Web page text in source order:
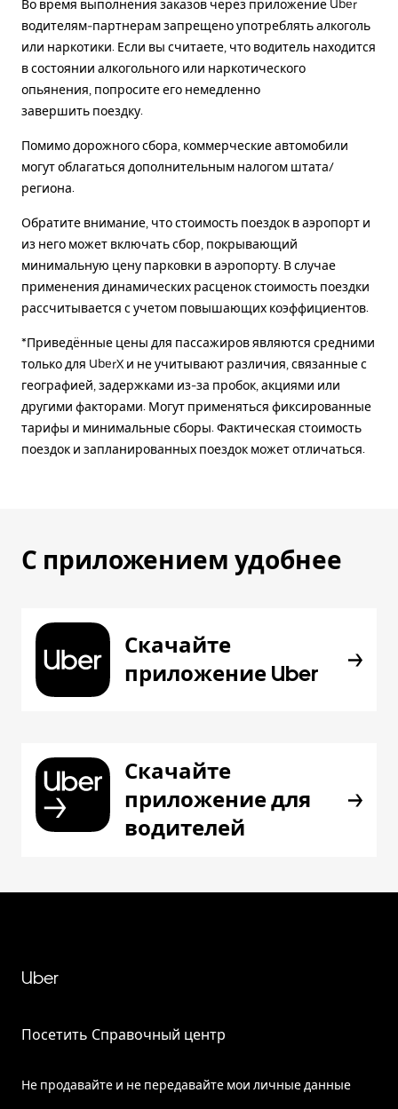
Во время выполнения заказов через приложение Uber
водителям-партнерам запрещено употреблять алкоголь
или наркотики. Если вы считаете, что водитель находится
в состоянии алкогольного или наркотического
опьянения, попросите его немедленно
завершить поездку.
Помимо дорожного сбора, коммерческие автомобили
могут облагаться дополнительным налогом штата/
региона.
Обратите внимание, что стоимость поездок в аэропорт и
из него может включать сбор, покрывающий
минимальную цену парковки в аэропорту. В случае
применения динамических расценок стоимость поездки
рассчитывается с учетом повышающих коэффициентов.
*Приведённые цены для пассажиров являются средними
только для UberX и не учитывают различия, связанные с
географией, задержками из-за пробок, акциями или
другими факторами. Могут применяться фиксированные
тарифы и минимальные сборы. Фактическая стоимость
поездок и запланированных поездок может отличаться.
С приложением удобнее
Скачайте
приложение Uber
Скачайте
приложение для
водителей
Uber
Посетить Справочный центр
Не продавайте и не передавайте мои личные данные